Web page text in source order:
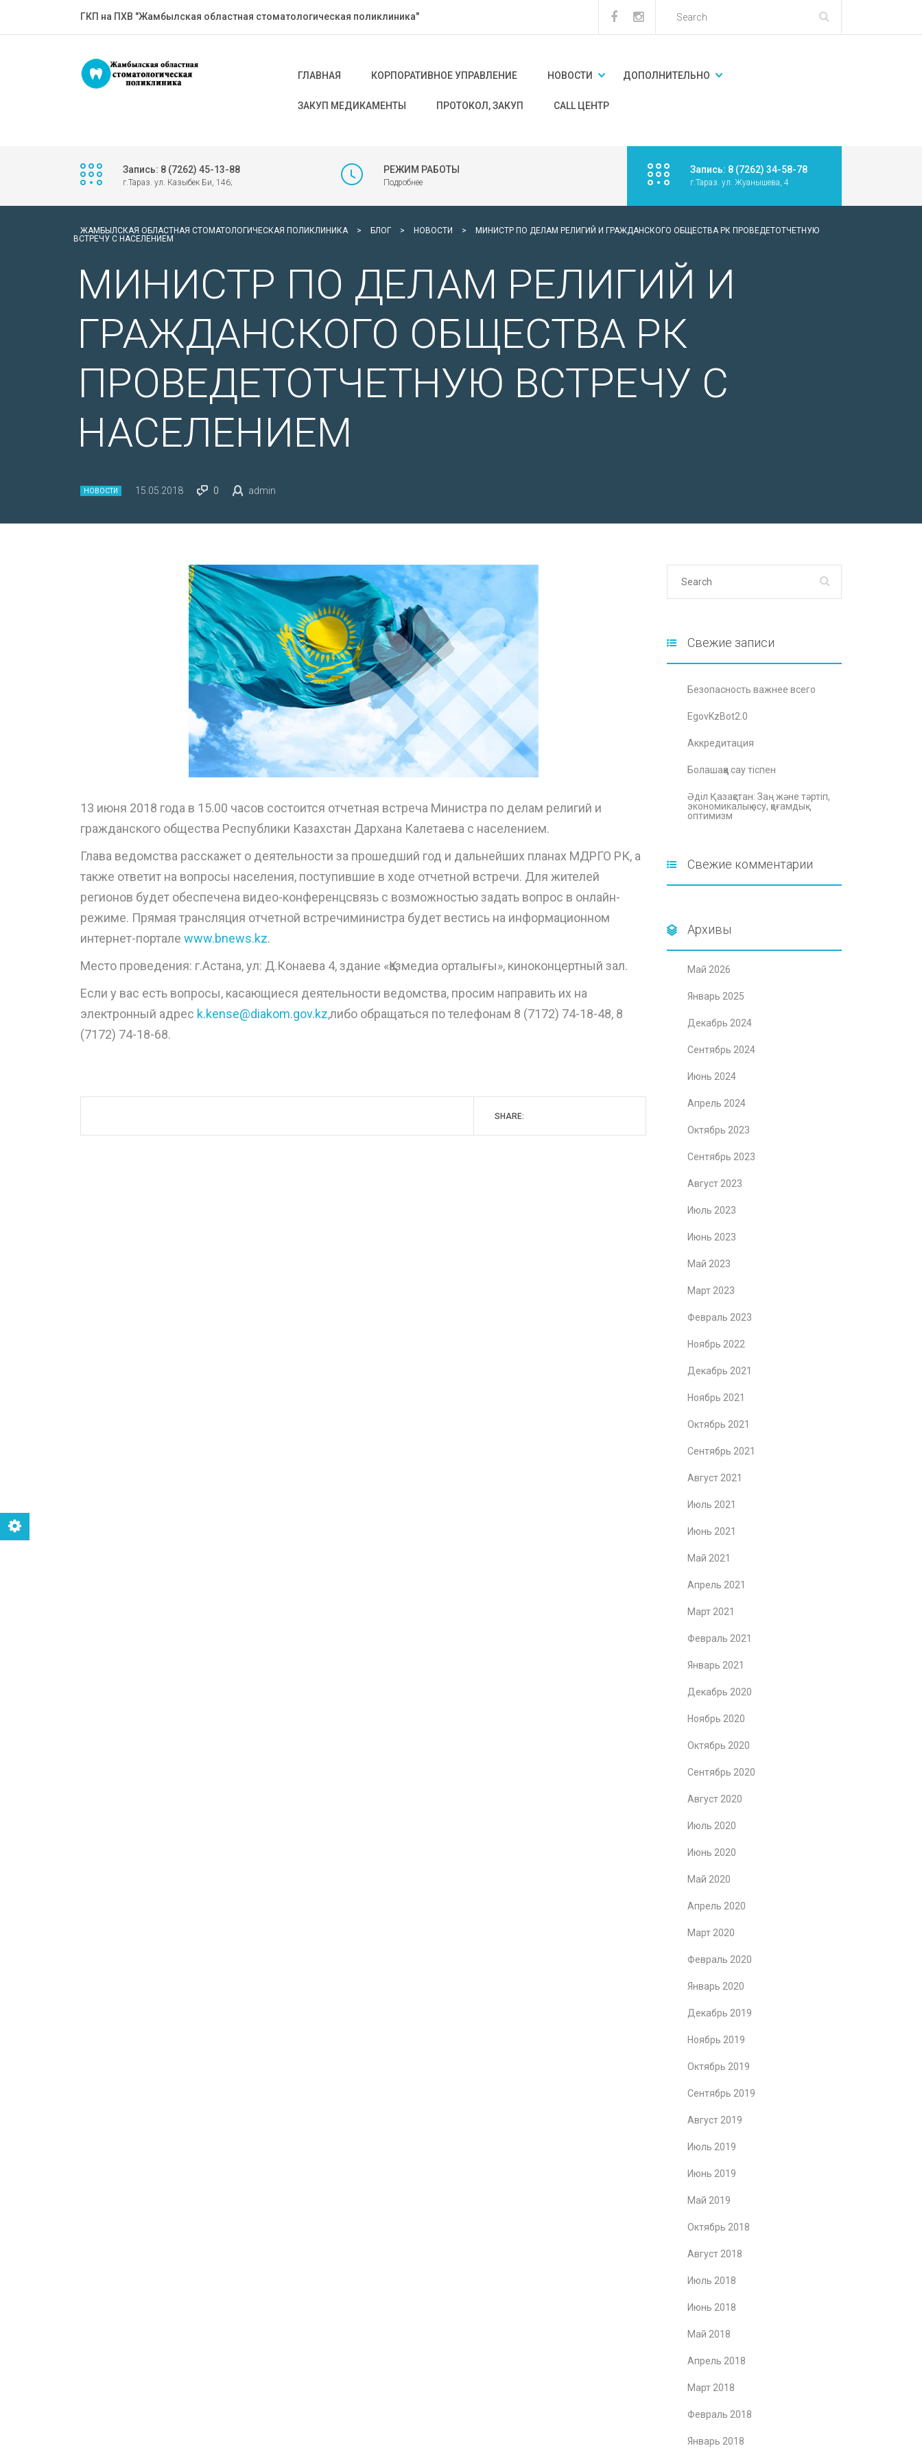
ГКП на ПХВ "Жамбылская областная стоматологическая поликлиника"
ГЛАВНАЯ КОРПОРАТИВНОЕ УПРАВЛЕНИЕ НОВОСТИ ДОПОЛНИТЕЛЬНО
ЗАКУП МЕДИКАМЕНТЫ ПРОТОКОЛ, ЗАКУП CALL ЦЕНТР
Запись: 8 (7262) 45-13-88
г.Тараз. ул. Казыбек Би, 146;
РЕЖИМ РАБОТЫ
Подробнее
Запись: 8 (7262) 34-58-78
г.Тараз. ул. Жуанышева, 4
ЖАМБЫЛСКАЯ ОБЛАСТНАЯ СТОМАТОЛОГИЧЕСКАЯ ПОЛИКЛИНИКА > БЛОГ > НОВОСТИ >
МИНИСТР ПО ДЕЛАМ РЕЛИГИЙ И ГРАЖДАНСКОГО ОБЩЕСТВА РК ПРОВЕДЕТОТЧЕТНУЮ
ВСТРЕЧУ С НАСЕЛЕНИЕМ
МИНИСТР ПО ДЕЛАМ РЕЛИГИЙ И
ГРАЖДАНСКОГО ОБЩЕСТВА РК
ПРОВЕДЕТОТЧЕТНУЮ ВСТРЕЧУ С
НАСЕЛЕНИЕМ
НОВОСТИ 15.05.2018 0 admin
13 июня 2018 года в 15.00 часов состоится отчетная встреча Министра по делам религий и
гражданского общества Республики Казахстан Дархана Калетаева с населением.
Глава ведомства расскажет о деятельности за прошедший год и дальнейших планах МДРГО РК, а
также ответит на вопросы населения, поступившие в ходе отчетной встречи. Для жителей
регионов будет обеспечена видео-конференцсвязь с возможностью задать вопрос в онлайн-
режиме. Прямая трансляция отчетной встречиминистра будет вестись на информационном
интернет-портале www.bnews.kz.
Место проведения: г.Астана, ул: Д.Конаева 4, здание «Қазмедиа орталығы», киноконцертный зал.
Если у вас есть вопросы, касающиеся деятельности ведомства, просим направить их на
электронный адрес k.kense@diakom.gov.kz,либо обращаться по телефонам 8 (7172) 74-18-48, 8
(7172) 74-18-68.
SHARE:
Свежие записи
Безопасность важнее всего
EgovKzBot2.0
Аккредитация
Болашаққа сау тіспен
Әділ Қазақстан: Заң және тәртіп,
экономикалық өсу, қоғамдық
оптимизм
Свежие комментарии
Архивы
Май 2026
Январь 2025
Декабрь 2024
Сентябрь 2024
Июнь 2024
Апрель 2024
Октябрь 2023
Сентябрь 2023
Август 2023
Июль 2023
Июнь 2023
Май 2023
Март 2023
Февраль 2023
Ноябрь 2022
Декабрь 2021
Ноябрь 2021
Октябрь 2021
Сентябрь 2021
Август 2021
Июль 2021
Июнь 2021
Май 2021
Апрель 2021
Март 2021
Февраль 2021
Январь 2021
Декабрь 2020
Ноябрь 2020
Октябрь 2020
Сентябрь 2020
Август 2020
Июль 2020
Июнь 2020
Май 2020
Апрель 2020
Март 2020
Февраль 2020
Январь 2020
Декабрь 2019
Ноябрь 2019
Октябрь 2019
Сентябрь 2019
Август 2019
Июль 2019
Июнь 2019
Май 2019
Октябрь 2018
Август 2018
Июль 2018
Июнь 2018
Май 2018
Апрель 2018
Март 2018
Февраль 2018
Январь 2018